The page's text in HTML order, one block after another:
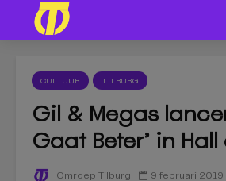
CULTUUR TILBURG
Gil & Megas
Gaat Beter’ in
Omroep Tilburg 9 februari 2019